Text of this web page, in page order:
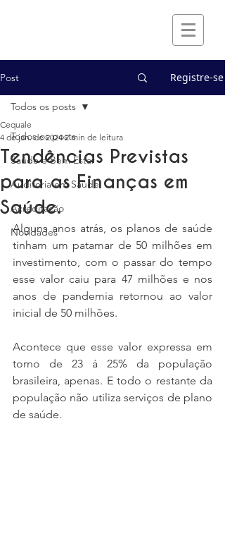
Post Registre-se
Todos os posts
Saúde e Bem Estar
Auditoria em Saúde
Acreditação
Novidades
Todos os posts
Tendências Previstas
para as Finanças em
Saúde.
Cequale
4 de jan. de 2024 2 min de leitura
Alguns anos atrás, os planos de saúde
tinham um patamar de 50 milhões em
investimento, com o passar do tempo
esse valor caiu para 47 milhões e nos
anos de pandemia retornou ao valor
inicial de 50 milhões.
Acontece que esse valor expressa em
torno de 23 á 25% da população
brasileira, apenas. E todo o restante da
população não utiliza serviços de plano
de saúde.